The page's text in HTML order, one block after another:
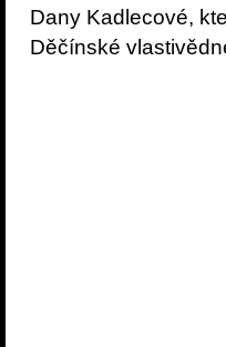
Dany Kadlecové,
Děčínské